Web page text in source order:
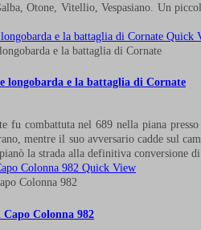
Otone, Vitellio, Vespasiano. Un
Quick
longobarda e la battaglia di Cornate
fu combattuta nel 689 nella piana
mentre il suo avversario cadde sul
la strada alla definitiva conversione
Quick View
Colonna 982